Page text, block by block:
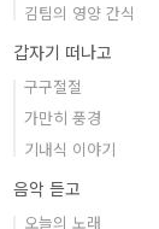
김팀의 영양 간식
갑자기 떠나고
구구절절
가만히 풍경
기내식 이야기
음악 듣고
오늘의 노래